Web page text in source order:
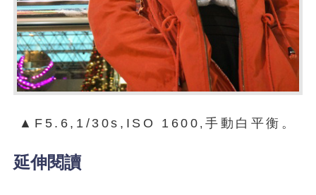
▲F5.6,1/30s,ISO 1600 , 手動白平衡。
延伸閱讀